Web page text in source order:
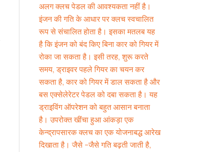
अलग क्लच पेडल की आवश्यकता नहीं है।
इंजन की गति के आधार पर क्लच स्वचालित
रूप से संचालित होता है। इसका मतलब यह
है कि इंजन को बंद किए बिना कार को गियर में
रोका जा सकता है। इसी तरह, शुरू करते
समय, ड्राइवर पहले गियर का चयन कर
सकता है, कार को गियर में डाल सकता है और
बस एक्सेलेरेटर पेडल को दबा सकता है। यह
ड्राइविंग ऑपरेशन को बहुत आसान बनाता
है। उपरोक्त खींचा हुआ आंकड़ा एक
केन्द्रापसारक क्लच का एक योजनाबद्ध आरेख
दिखाता है। जैसे -जैसे गति बढ़ती जाती है,